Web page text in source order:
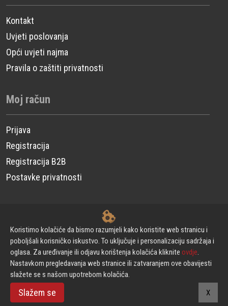
Kontakt
Uvjeti poslovanja
Opći uvjeti najma
Pravila o zaštiti privatnosti
Moj račun
Prijava
Registracija
Registracija B2B
Koristimo kolačiće da bismo razumjeli kako koristite web stranicu i
poboljšali korisničko iskustvo. To uključuje i personalizaciju sadržaja i
oglasa. Za uređivanje ili odjavu korištenja kolačića kliknite ovdje.
Nastavkom pregledavanja web stranice ili zatvaranjem ove obavijesti
slažete se s našom upotrebom kolačića.
Slažem se X
Postavke privatnosti
© CP Power Technique d.o.o. - Sva prava pridržana.
Izrada web stranica